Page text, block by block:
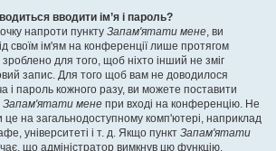
вводити ім’я і пароль?
напроти пункту Запам'ятати мене, ви
своїм ім'ям на конференції лише протягом
для того, щоб ніхто інший не зміг
запис. Для того щоб вам не доводилося
і пароль кожного разу, ви можете поставити
Запам'ятати мене при вході на конференцію. Не
це на загальнодоступному комп'ютері, наприклад
університеті і т. д. Якщо пункт Запам'ятати
що адміністратор вимкнув цю функцію.